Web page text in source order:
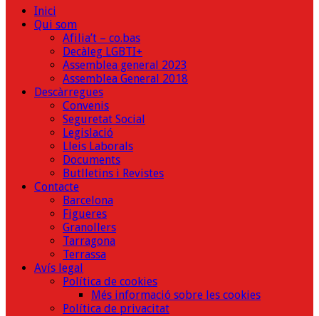
Inici
Qui som
Afilia’t – co.bas
Decàleg LGBTI+
Assemblea general 2023
Assemblea General 2018
Descàrregues
Convenis
Seguretat Social
Legislació
Lleis Laborals
Documents
Butlletins i Revistes
Contacte
Barcelona
Figueres
Granollers
Tarragona
Terrassa
Avís legal
Política de cookies
Més informació sobre les cookies
Política de privacitat